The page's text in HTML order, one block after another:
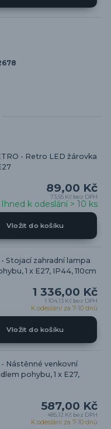
- Retro LED žárovka
89,00 Kč
73,55 Kč bez DPH
Ihned k odeslání > 10 ks
Vložit do košíku
Stojací zahradní lampa
1 x E27, IP44, 110cm
1 336,00 Kč
1 104,13 Kč bez DPH
K odeslání za 7-10 dnů
Vložit do košíku
Nástěnné venkovní
pohybu, 1 x E27,
587,00 Kč
485,12 Kč bez DPH
K odeslání za 7-10 dnů